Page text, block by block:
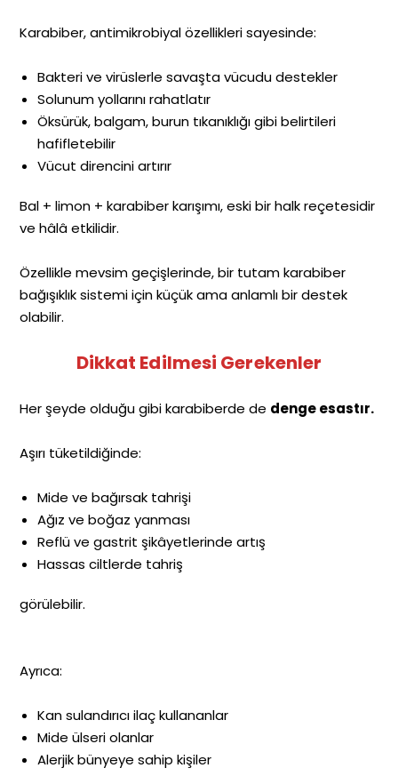
Karabiber, antimikrobiyal özellikleri sayesinde:
Bakteri ve virüslerle savaşta vücudu destekler
Solunum yollarını rahatlatır
Öksürük, balgam, burun tıkanıklığı gibi belirtileri
hafifletebilir
Vücut direncini artırır
Bal + limon + karabiber karışımı, eski bir halk reçetesidir
ve hâlâ etkilidir.
Özellikle mevsim geçişlerinde, bir tutam karabiber
bağışıklık sistemi için küçük ama anlamlı bir destek
olabilir.
Dikkat Edilmesi Gerekenler
Her şeyde olduğu gibi karabiberde de denge esastır.
Aşırı tüketildiğinde:
Mide ve bağırsak tahrişi
Ağız ve boğaz yanması
Reflü ve gastrit şikâyetlerinde artış
Hassas ciltlerde tahriş
görülebilir.
Ayrıca:
Kan sulandırıcı ilaç kullananlar
Mide ülseri olanlar
Alerjik bünyeye sahip kişiler